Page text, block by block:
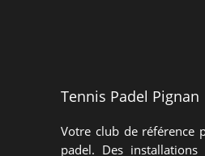
Tennis Padel Pignan
Votre club de référence
padel. Des